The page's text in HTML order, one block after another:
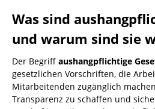
Was sind
und warum sind sie
Der Begriff aushangpflichtige
gesetzlichen Vorschriften, die
Mitarbeitenden zugänglich
Transparenz zu schaffen und